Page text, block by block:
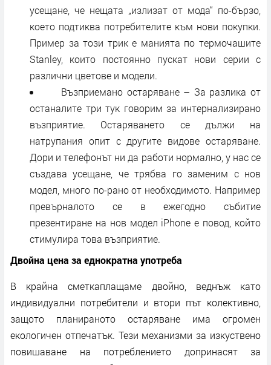
усещане, че нещата „излизат от мода“ по-бързо,
което подтиква потребителите към нови покупки.
Пример за този трик е манията по термочашите
Stanley, които постоянно пускат нови серии с
различни цветове и модели.
Възприемано остаряване – За разлика от
останалите три тук говорим за интернализирано
възприятие. Остаряването се дължи на
натрупания опит с другите видове остаряване.
Дори и телефонът ни да работи нормално, у нас се
създава усещане, че трябва го заменим с нов
модел, много по-рано от необходимото. Например
превърналото се в ежегодно събитие
презентиране на нов модел iPhone е повод, който
стимулира това възприятие.
Двойна цена за еднократна употреба
В крайна сметкаплащаме двойно, веднъж като
индивидуални потребители и втори път колективно,
защото планираното остаряване има огромен
екологичен отпечатък. Тези механизми за изкуствено
повишаване на потреблението допринасят за